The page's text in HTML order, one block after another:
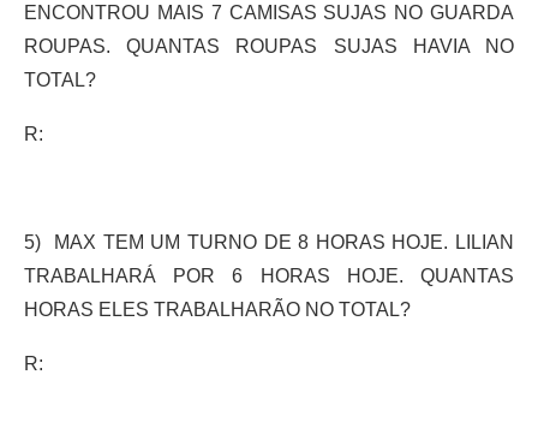
ENCONTROU MAIS 7 CAMISAS SUJAS NO GUARDA
ROUPAS. QUANTAS ROUPAS SUJAS HAVIA NO
TOTAL?
R:
5) MAX TEM UM TURNO DE 8 HORAS HOJE. LILIAN
TRABALHARÁ POR 6 HORAS HOJE. QUANTAS
HORAS ELES TRABALHARÃO NO TOTAL?
R: